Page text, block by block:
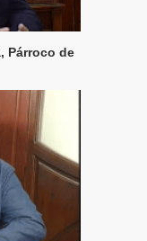
Párroco de